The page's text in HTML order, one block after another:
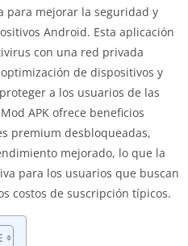
para mejorar la seguridad y
Android. Esta aplicación
con una red privada
de dispositivos y
a los usuarios de las
APK ofrece beneficios
premium desbloqueadas,
mejorado, lo que la
para los usuarios que buscan
costos de suscripción típicos.